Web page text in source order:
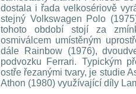
dostala i řada velkosériově
stejný Volkswagen Polo
tohoto období stojí za
osmiválcem umístěným
dále Rainbow (1976),
podvozku Ferrari. Typickým
ostře řezanými tvary, je studie
Athon (1980) využívající díly